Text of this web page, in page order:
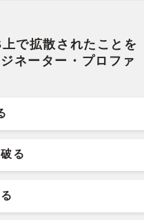
で拡散されたことを
ネーター・プロファ
る